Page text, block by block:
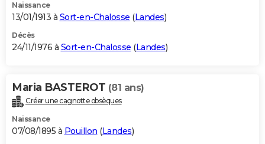
Naissance
13/01/1913 à Sort-en-Chalosse (Landes)
Décès
24/11/1976 à Sort-en-Chalosse (Landes)
Maria BASTEROT (81 ans)
Créer une cagnotte obsèques
Naissance
07/08/1895 à Pouillon (Landes)